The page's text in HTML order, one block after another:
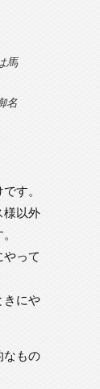
馬
名
す。
様以外
って
きにや
なもの